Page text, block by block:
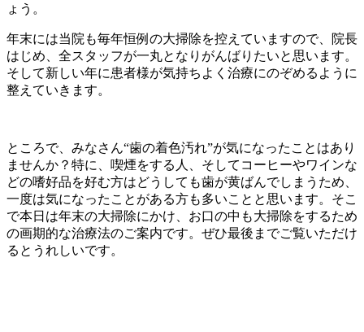
ょう。
年末には当院も毎年恒例の大掃除を控えていますので、院長
はじめ、全スタッフが一丸となりがんばりたいと思います。
そして新しい年に患者様が気持ちよく治療にのぞめるように
整えていきます。
ところで、みなさん“歯の着色汚れ”が気になったことはあり
ませんか？特に、喫煙をする人、そしてコーヒーやワインな
どの嗜好品を好む方はどうしても歯が黄ばんでしまうため、
一度は気になったことがある方も多いことと思います。そこ
で本日は年末の大掃除にかけ、お口の中も大掃除をするため
の画期的な治療法のご案内です。ぜひ最後までご覧いただけ
るとうれしいです。